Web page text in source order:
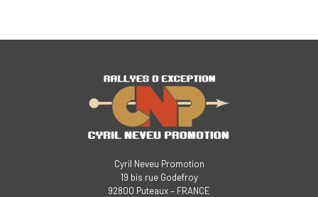
Cyril Neveu Promotion
19 bis rue Godefroy
92800 Puteaux – FRANCE